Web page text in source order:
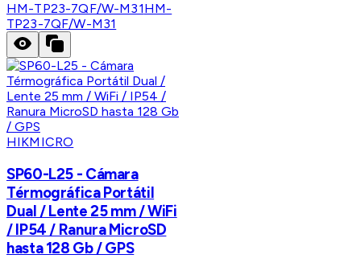
HM-TP23-7QF/W-M31HM-
TP23-7QF/W-M31
HIKMICRO
SP60-L25 - Cámara
Térmográfica Portátil
Dual / Lente 25 mm / WiFi
/ IP54 / Ranura MicroSD
hasta 128 Gb / GPS